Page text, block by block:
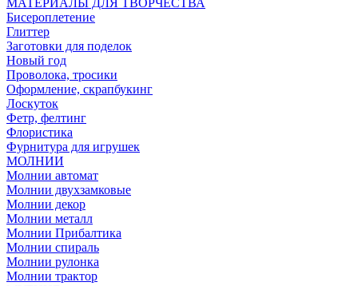
МАТЕРИАЛЫ ДЛЯ ТВОРЧЕСТВА
Бисероплетение
Глиттер
Заготовки для поделок
Новый год
Проволока, тросики
Оформление, скрапбукинг
Лоскуток
Фетр, фелтинг
Флористика
Фурнитура для игрушек
МОЛНИИ
Молнии автомат
Молнии двухзамковые
Молнии декор
Молнии металл
Молнии Прибалтика
Молнии спираль
Молнии рулонка
Молнии трактор